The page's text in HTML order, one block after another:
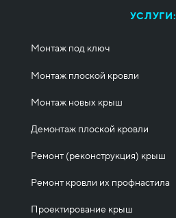
УСЛУГИ:
Монтаж под ключ
Монтаж плоской кровли
Монтаж новых крыш
Демонтаж плоской кровли
Ремонт (реконструкция) крыш
Ремонт кровли их профнастила
Проектирование крыш